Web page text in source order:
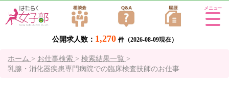
公開求人数： 1,270 件（2026-08-09現在）
Tog
ホーム > お仕事検索 > 検索結果一覧 >
乳腺・消化器疾患専門病院での臨床検査技師のお仕事